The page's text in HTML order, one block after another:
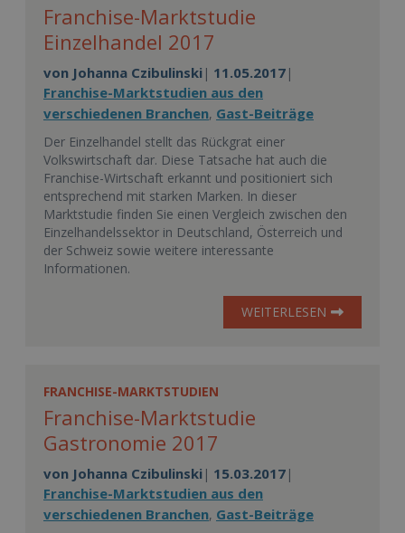
Franchise-Marktstudie
Einzelhandel 2017
von Johanna Czibulinski | 11.05.2017 |
Franchise-Marktstudien aus den
verschiedenen Branchen, Gast-Beiträge
Der Einzelhandel stellt das Rückgrat einer
Volkswirtschaft dar. Diese Tatsache hat auch die
Franchise-Wirtschaft erkannt und positioniert sich
entsprechend mit starken Marken. In dieser
Marktstudie finden Sie einen Vergleich zwischen den
Einzelhandelssektor in Deutschland, Österreich und
der Schweiz sowie weitere interessante
Informationen.
WEITERLESEN
FRANCHISE-MARKTSTUDIEN
Franchise-Marktstudie
Gastronomie 2017
von Johanna Czibulinski | 15.03.2017 |
Franchise-Marktstudien aus den
verschiedenen Branchen, Gast-Beiträge